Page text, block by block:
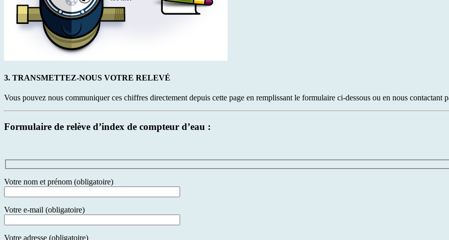
3. TRANSMETTEZ-NOUS VOTRE RELEVÉ
Vous pouvez nous communiquer ces chiffres directement depuis cette page en remplissant le formulaire ci-dessous ou en nous contactant
Formulaire de relève d’index de compteur d’eau :
Votre nom et prénom (obligatoire)
Votre e-mail (obligatoire)
Votre adresse (obligatoire)